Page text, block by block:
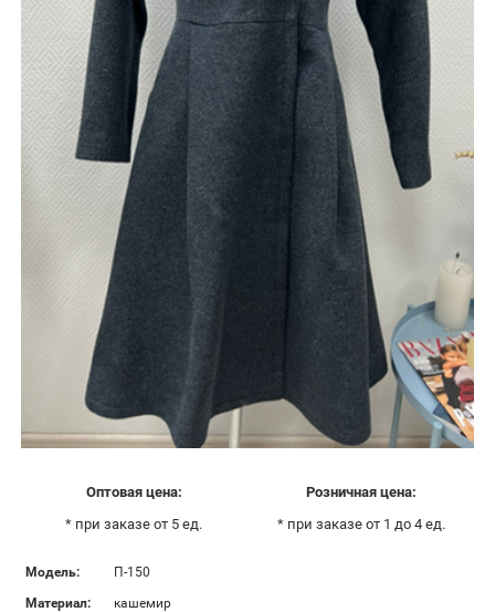
Оптовая цена:
* при заказе от 5 ед.
Розничная цена:
* при заказе от 1 до 4 ед.
Модель:
П-150
Материал:
кашемир